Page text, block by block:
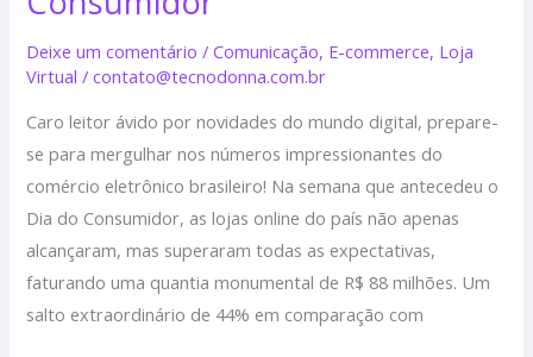
Deixe um comentário /Comunicação, E-commerce, Loja
Virtual /contato@tecnodonna.com.br
Caro leitor ávido por novidades do mundo digital, prepare-
se para mergulhar nos números impressionantes do
comércio eletrônico brasileiro! Na semana que antecedeu o
Dia do Consumidor, as lojas online do país não apenas
alcançaram, mas superaram todas as expectativas,
faturando uma quantia monumental de R$ 88 milhões. Um
salto extraordinário de 44% em comparação com